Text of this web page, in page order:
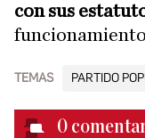
con sus
TEMAS PARTIDO
0